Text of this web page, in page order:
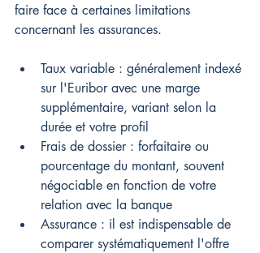
faire face à certaines limitations
concernant les assurances.
Taux variable : généralement indexé
sur l'Euribor avec une marge
supplémentaire, variant selon la
durée et votre profil
Frais de dossier : forfaitaire ou
pourcentage du montant, souvent
négociable en fonction de votre
relation avec la banque
Assurance : il est indispensable de
comparer systématiquement l'offre